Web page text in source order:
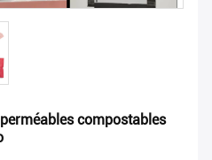
compostables